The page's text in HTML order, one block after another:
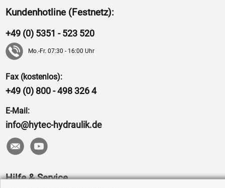
Kundenhotline (Festnetz):
+49 (0) 5351 - 523 520
Mo.-Fr. 07:30 - 16:00 Uhr
Fax (kostenlos):
+49 (0) 800 - 498 326 4
E-Mail:
info@hytec-hydraulik.de
Hilfe & Service